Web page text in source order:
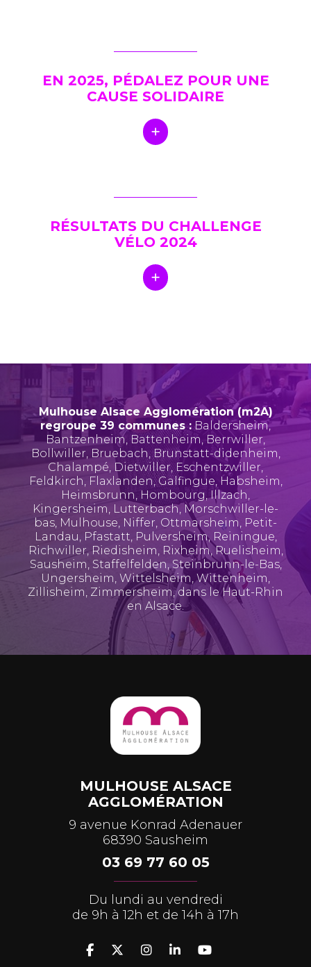
EN 2025, PÉDALEZ POUR UNE
CAUSE SOLIDAIRE
RÉSULTATS DU CHALLENGE
VÉLO 2024
Mulhouse Alsace Agglomération (m2A)
regroupe 39 communes : Baldersheim,
Bantzenheim, Battenheim, Berrwiller,
Bollwiller, Bruebach,Brunstatt-didenheim,
Chalampé, Dietwiller, Eschentzwiller,
Feldkirch, Flaxlanden,Galfingue, Habsheim,
Heimsbrunn, Hombourg,Illzach,
Kingersheim, Lutterbach, Morschwiller-le-
bas, Mulhouse, Niffer, Ottmarsheim, Petit-
Landau, Pfastatt, Pulversheim, Reiningue,
Richwiller, Riedisheim, Rixheim,Ruelisheim,
Sausheim, Staffelfelden, Steinbrunn-le-Bas,
Ungersheim, Wittelsheim,Wittenheim,
Zillisheim, Zimmersheim, dans le Haut-Rhin
en Alsace.
MULHOUSE ALSACE
AGGLOMÉRATION
9 avenue Konrad Adenauer
68390 Sausheim
03 69 77 60 05
Du lundi au vendredi
de 9h à 12h et de 14h à 17h